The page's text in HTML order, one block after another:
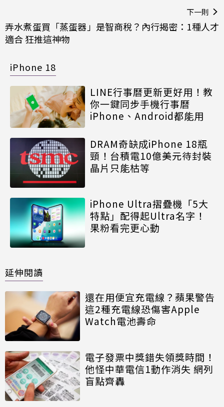
下一則
弄水煮蛋買「蒸蛋器」是智商稅？內行揭密：1種人才
適合 狂推這神物
iPhone 18
LINE行事曆更新更好用！教
你一鍵同步手機行事曆
iPhone、Android都能用
DRAM奇缺成iPhone 18瓶
頸！台積電10億美元待封裝
晶片只能枯等
iPhone Ultra摺疊機「5大
特點」配得起Ultra名字！
果粉看完更心動
延伸閱讀
還在用便宜充電線？蘋果警告
這2種充電線恐傷害Apple
Watch電池壽命
電子發票中獎錯失領獎時間！
他怪中華電信1動作消失 網列
盲點齊轟